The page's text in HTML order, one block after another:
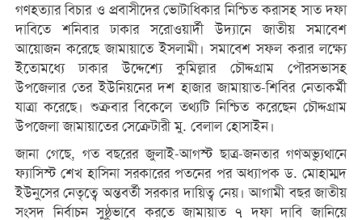
গণহত্যার বিচার ও প্রবাসীদের ভোটাধিকার নিশ্চিত করাসহ সাত দফা
দাবিতে শনিবার ঢাকার সরোওয়ার্দী উদ্যানে জাতীয় সমাবেশ
আয়োজন করেছে জামায়াতে ইসলামী। সমাবেশ সফল করার লক্ষ্যে
ইতোমধ্যে ঢাকার উদ্দেশ্যে কুমিল্লার চৌদ্দগ্রাম পৌরসভাসহ
উপজেলার তের ইউনিয়নের দশ হাজার জামায়াত-শিবির নেতাকর্মী
যাত্রা করেছে। শুক্রবার বিকেলে তথ্যটি নিশ্চিত করেছেন চৌদ্দগ্রাম
উপজেলা জামায়াতের সেক্রেটারী মু. বেলাল হোসাইন।
জানা গেছে, গত বছরের জুলাই-আগস্ট ছাত্র-জনতার গণঅভ্যুথানে
ফ্যাসিস্ট শেখ হাসিনা সরকারের পতনের পর অধ্যাপক ড. মোহাম্মদ
ইউনুসের নেতৃত্বে অন্তবর্তী সরকার দায়িত্ব নেয়। আগামী বছর জাতীয়
সংসদ নির্বাচন সুষ্ঠুভাবে করতে জামায়াত ৭ দফা দাবি জানিয়ে